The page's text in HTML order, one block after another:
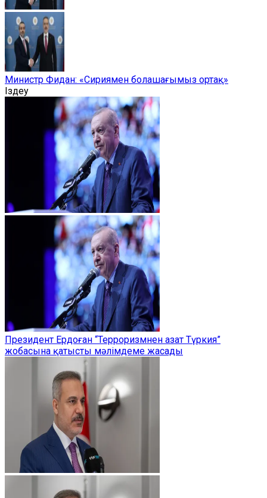
Министр Фидан: «Сириямен болашағымыз ортақ»
Іздеу
Президент Ердоған “Терроризмнен азат Түркия”
жобасына қатысты мәлімдеме жасады